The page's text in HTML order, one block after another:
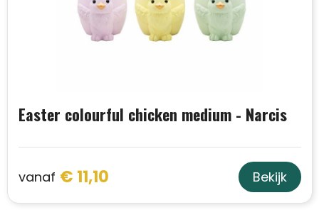
Easter colourful chicken medium - Narcis
vanaf € 11,10 Bekijk